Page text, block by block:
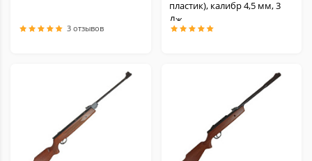
3 отзывов
пластик), калибр 4,5 мм, 3
Дж